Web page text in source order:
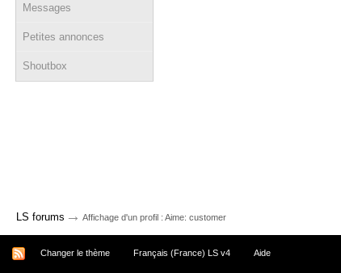
Messages
Petites annonces
Shoutbox
LS forums → Affichage d'un profil : Aime: customer
Changer le thème Français (France) LS v4 Aide